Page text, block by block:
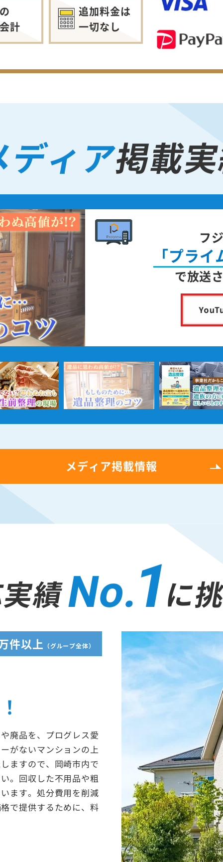
計
追加料金は
一切なし
ディア掲載
フ
「プラ
で放送
メディア掲載情報
績No.1に
件以上 （グループ全体）
廃品を、プログレス愛
がないマンションの上
ますので、岡崎市内で
。回収した不用品や粗
ます。処分費用を削減
で提供するために、料